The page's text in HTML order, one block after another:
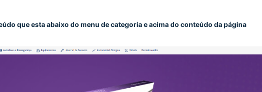
que esta abaixo do menu de categoria e acima do conteúdo da página